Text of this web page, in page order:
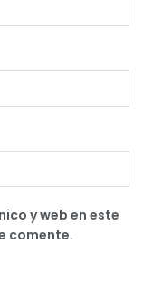
y web en este
comente.